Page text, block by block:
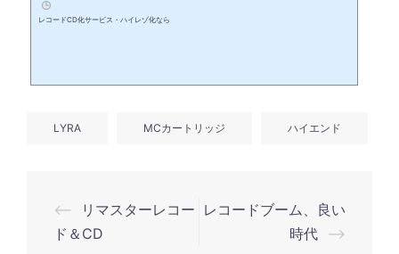
レコードCD化サービス・ハイレゾ化なら
LYRA MCカートリッジ ハイエンド
投
稿
⟵
リマスターレコー
ド＆CD
レコードブーム、良い
時代 ⟶